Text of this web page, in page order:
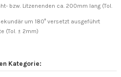
bzw. Litzenenden ca. 200mm lang (Tol.
um 180° versetzt ausgeführt
(Tol. ± 2mm)
Kategorie: